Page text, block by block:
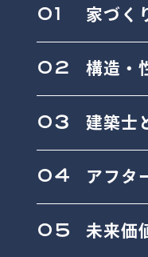
01 家づく
02 構造・
03 建築士
04 アフタ
05 未来価